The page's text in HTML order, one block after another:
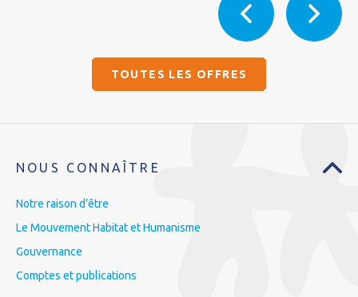
TOUTES LES OFFRES
NOUS CONNAÎTRE
Notre raison d’être
Le Mouvement Habitat et Humanisme
Gouvernance
Comptes et publications